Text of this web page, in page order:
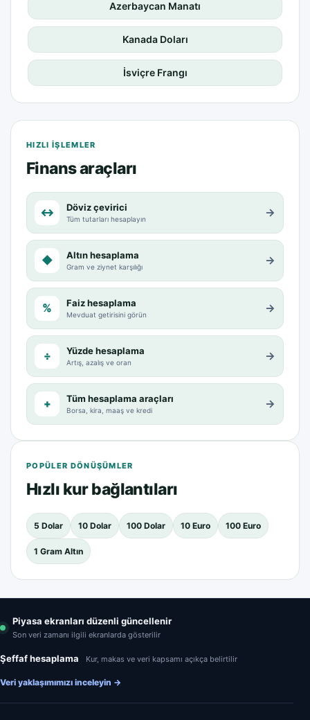
Azerbaycan Manatı
Kanada Doları
İsviçre Frangı
HIZLI IŞLEMLER
Finans araçları
↔ Döviz çevirici
Tüm tutarları hesaplayın →
◆ Altın hesaplama
Gram ve ziynet karşılığı →
% Faiz hesaplama
Mevduat getirisini görün →
÷ Yüzde hesaplama
Artış, azalış ve oran →
+ Tüm hesaplama araçları
Borsa, kira, maaş ve kredi →
POPÜLER DÖNÜŞÜMLER
Hızlı kur bağlantıları
5 Dolar 10 Dolar 100 Dolar 10 Euro 100 Euro
1 Gram Altın
Piyasa ekranları düzenli güncellenir
Son veri zamanı ilgili ekranlarda gösterilir
Şeffaf hesaplama Kur, makas ve veri kapsamı açıkça belirtilir
Veri yaklaşımımızı inceleyin →